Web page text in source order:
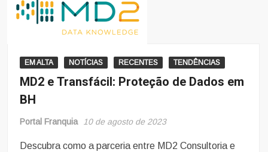
EM ALTA NOTÍCIAS RECENTES TENDÊNCIAS
MD2 e Transfácil: Proteção de Dados em
BH
Portal Franquia 10 de agosto de 2023
Descubra como a parceria entre MD2 Consultoria e